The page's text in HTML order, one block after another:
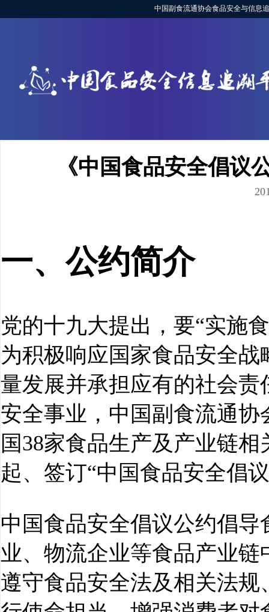
中国副食流通协会食品安全与信息
《中国食品安全倡议
一、公约简介
党的十九大提出，要“实施
为积极响应国家食品安全
量发展并承担应有的社会
安全事业，中国副食流通
国38家食品生产及产业链
起、签订“中国食品安全倡
中国食品安全倡议公约倡
业、物流企业等食品产业
遵守食品安全法及相关法